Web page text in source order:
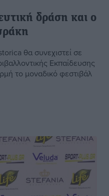
δράση και ο
θα συνεχιστεί σε
Εκπαίδευσης
το μοναδικό φεστιβάλ